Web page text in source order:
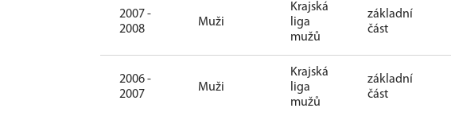
2007 -
2008
Muži
Krajská
liga
mužů
základní
část
2006 -
2007
Muži
Krajská
liga
mužů
základní
část